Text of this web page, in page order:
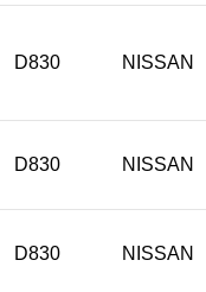
D830 NISSAN
D830 NISSAN
D830 NISSAN